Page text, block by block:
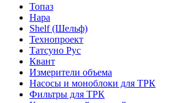
Топаз
Нара
Shelf (Шельф)
Технопроект
Татсуно Рус
Квант
Измерители объема
Насосы и моноблоки для ТРК
Фильтры для ТРК